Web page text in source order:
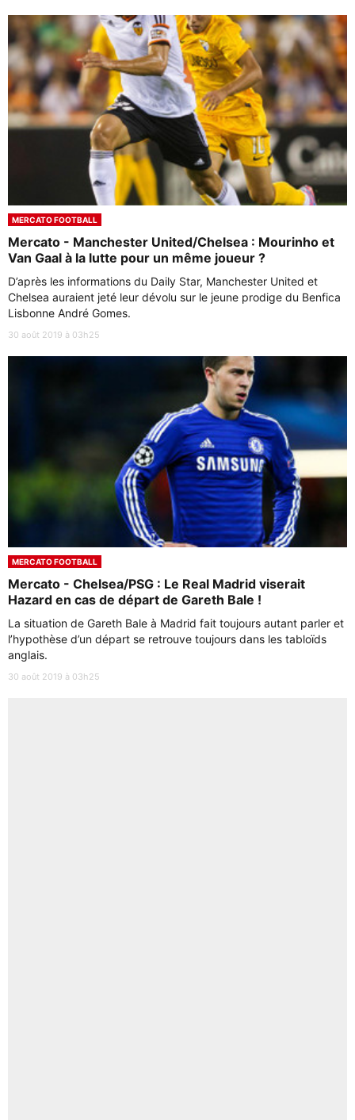
MERCATO FOOTBALL
Mercato - Manchester United/Chelsea : Mourinho et
Van Gaal à la lutte pour un même joueur ?
D’après les informations du Daily Star, Manchester United et
Chelsea auraient jeté leur dévolu sur le jeune prodige du Benfica
Lisbonne André Gomes.
30 août 2019 à 03h25
MERCATO FOOTBALL
Mercato - Chelsea/PSG : Le Real Madrid viserait
Hazard en cas de départ de Gareth Bale !
La situation de Gareth Bale à Madrid fait toujours autant parler et
l’hypothèse d’un départ se retrouve toujours dans les tabloïds
anglais.
30 août 2019 à 03h25